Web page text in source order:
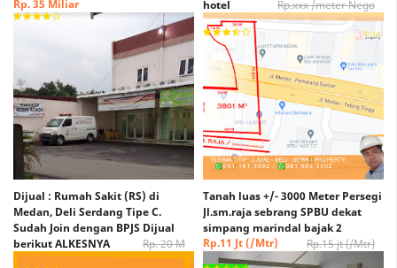
Rp. 35 Miliar hotel
Rp.xxx /meter Nego
Rp. xxx /Meter Nego
Dijual : Rumah Sakit (RS) di
Medan, Deli Serdang Tipe C.
Sudah Join dengan BPJS Dijual
berikut ALKESNYA
Rp. 20 M
Rp. 15 M (Nego)
Tanah luas +/- 3000 Meter Persegi
Jl.sm.raja sebrang SPBU dekat
simpang marindal bajak 2
Rp.15 jt (/Mtr)
Rp.11 Jt (/Mtr)
(Nego)